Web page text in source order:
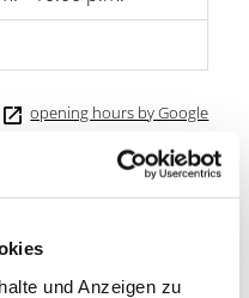
und Anzeigen zu
opening hours by Google
on the StuttCard